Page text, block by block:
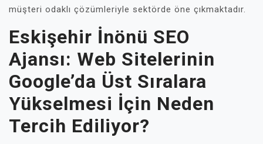
müşteri odaklı çözümleriyle sektörde öne çıkmaktadır.
Eskişehir İnönü SEO
Ajansı: Web Sitelerinin
Google’da Üst Sıralara
Yükselmesi İçin Neden
Tercih Ediliyor?